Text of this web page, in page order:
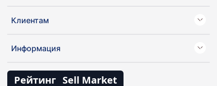
Клиентам
Информация
Рейтинг Sell Market